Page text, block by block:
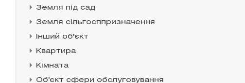
Земля під сад
Земля сільгосппризначення
Інший об'єкт
Квартира
Кімната
Об'єкт сфери обслуговування